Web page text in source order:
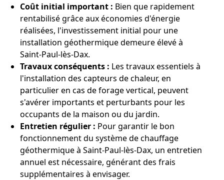
Coût initial important : Bien que rapidement
rentabilisé grâce aux économies d'énergie
réalisées, l'investissement initial pour une
installation géothermique demeure élevé à
Saint-Paul-lès-Dax.
Travaux conséquents : Les travaux essentiels à
l'installation des capteurs de chaleur, en
particulier en cas de forage vertical, peuvent
s'avérer importants et perturbants pour les
occupants de la maison ou du jardin.
Entretien régulier : Pour garantir le bon
fonctionnement du système de chauffage
géothermique à Saint-Paul-lès-Dax, un entretien
annuel est nécessaire, générant des frais
supplémentaires à envisager.